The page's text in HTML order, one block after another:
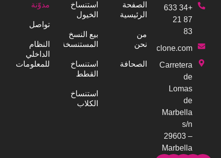
+34 633
87 21
83
info@ovoclone.com
Carretera
de
Lomas
de
Marbella
s/n
29603 –
Marbella
الصفحة
الرئيسية
من
نحن
الصحافة
استنساخ
الخيول
بيع النسخ
المستنسخة
استنساخ
القطط
استنساخ
الكلاب
مدوّنة
تواصل
النظام
الداخلي
للمعلومات